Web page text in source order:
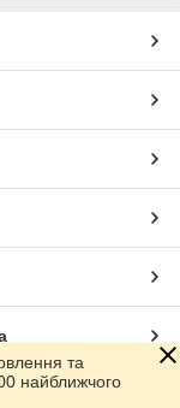
та
найближчого